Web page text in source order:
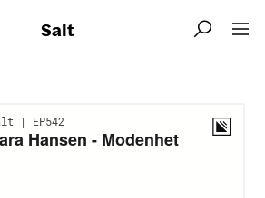
Salt  